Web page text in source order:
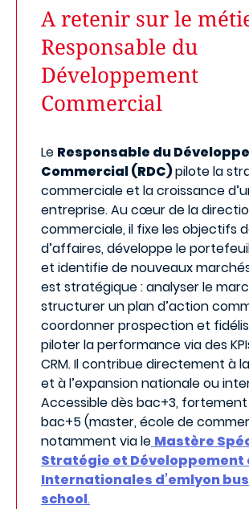
A retenir sur le
Responsable du
Développement
Commercial
Le Responsable du
Commercial (RDC)pilote la
commerciale et la croissance
entreprise. Au cœur de la
commerciale, il fixe les objectifs
d’affaires, développe le
et identifie de nouveaux
est stratégique : analyser le
structurer un plan d’action
coordonner prospection et
piloter la performance via des
CRM. Il contribue directement à
et à l’expansion nationale ou
Accessible dès bac+3,
bac+5 (master, école de
notamment via le Mastère
Stratégie et Développement
Internationales d’emlyon
school.